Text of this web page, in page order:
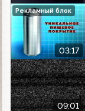
03:17
Рекламный блок
09:01